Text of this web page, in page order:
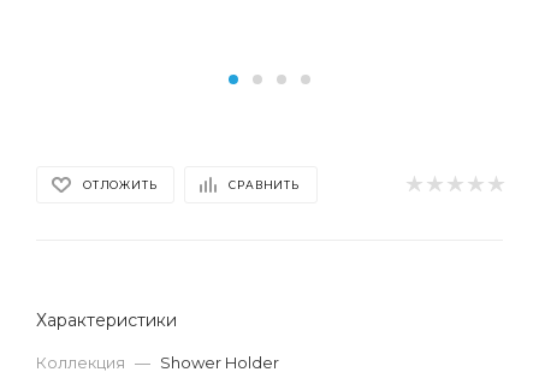
ОТЛОЖИТЬ СРАВНИТЬ
Характеристики
Коллекция — Shower Holder